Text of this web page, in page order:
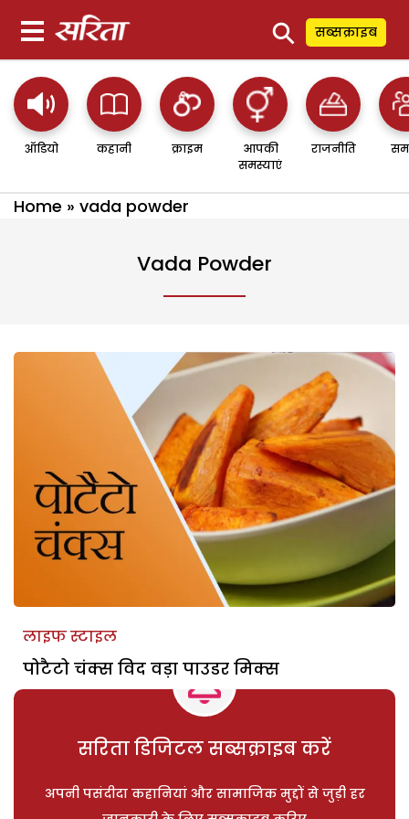
⚲ सब्सक्राइब
ऑडियो कहानी क्राइम
आपकी
समस्याएं
राजनीति
Home » vada powder
Vada Powder
लाइफ स्टाइल
पोटैटो चंक्स विद वड़ा पाउडर मिक्स
सरिता डिजिटल सब्सक्राइब करें
अपनी पसंदीदा कहानियां और सामाजिक मुद्दों से जुड़ी हर